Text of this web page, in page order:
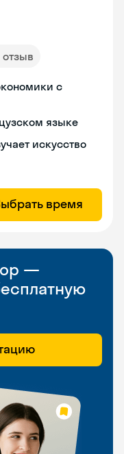
отзыв
с
языке
искусство
время
—